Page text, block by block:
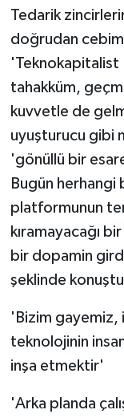
Tedarik
doğrudan
'Teknokapitalist
tahakküm,
kuvvetle de
uyuşturucu gibi
'gönüllü bir
Bugün
platformunun
kıramayacağı
bir dopamin
şeklinde
'Bizim gayemiz,
teknolojinin
inşa etmektir'
'Arka planda